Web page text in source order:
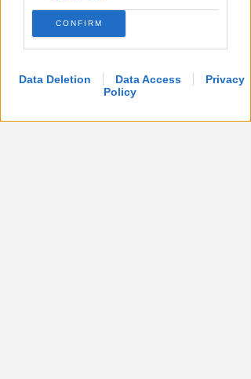
CONFIRM
Data Deletion Data Access
Privacy
Policy